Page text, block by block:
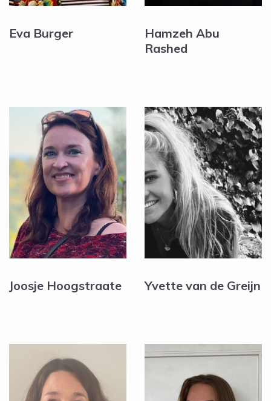
Eva Burger
Hamzeh Abu
Rashed
Joosje Hoogstraate Yvette van de Greijn